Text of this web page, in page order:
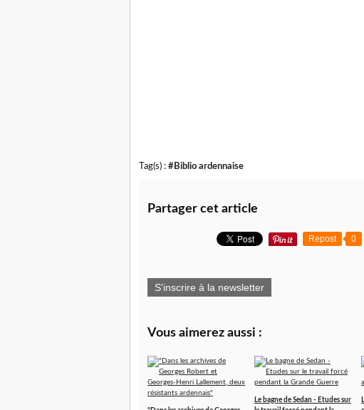
Tag(s) : #Biblio ardennaise
Partager cet article
Repost 0
S'inscrire à la newsletter
Vous aimerez aussi :
Le bagne de Sedan - Etudes sur